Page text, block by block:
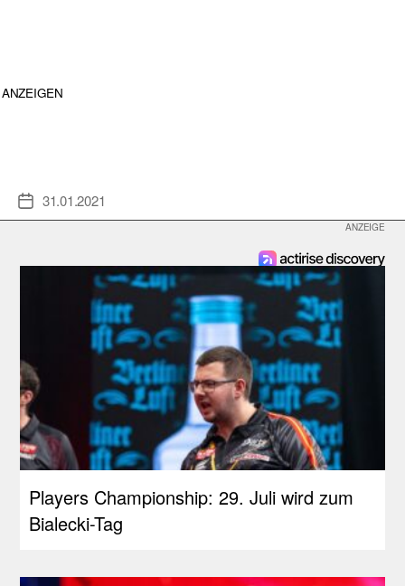
ANZEIGEN
Veröffentlichungsdatum
31.01.2021
Players Championship: 29. Juli wird zum
Bialecki-Tag